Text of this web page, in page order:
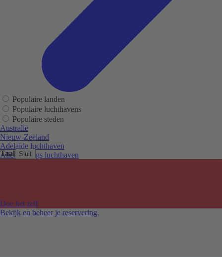
Taal Sluit
Doe het zelf
Bekijk en beheer je reservering.
Populaire landen
Populaire luchthavens
Populaire steden
Australië
Nieuw-Zeeland
Adelaide luchthaven
Alice Springs luchthaven
Melbourne Tullamarine luchthaven
Perth luchthaven
Sydney luchthaven